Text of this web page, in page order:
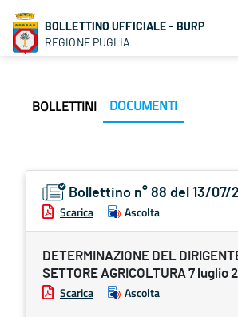
BOLLETTINO UFFICIALE - BURP
REGIONE PUGLIA
BOLLETTINI DOCUMENTI
Bollettino n° 88 del 13/07/
Scarica Ascolta
DETERMINAZIONE DEL
SETTORE AGRICOLTURA 7 luglio
Scarica Ascolta